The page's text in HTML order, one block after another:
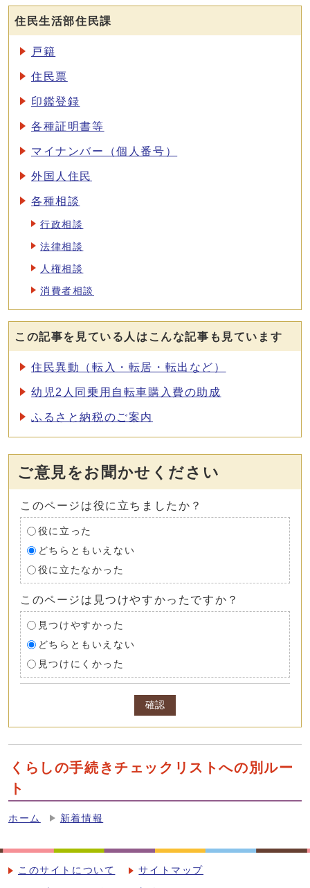
住民生活部住民課
戸籍
住民票
印鑑登録
各種証明書等
マイナンバー（個人番号）
外国人住民
各種相談
行政相談
法律相談
人権相談
消費者相談
この記事を見ている人はこんな記事も見ています
住民異動（転入・転居・転出など）
幼児2人同乗用自転車購入費の助成
ふるさと納税のご案内
ご意見をお聞かせください
このページは役に立ちましたか？
役に立った
どちらともいえない
役に立たなかった
このページは見つけやすかったですか？
見つけやすかった
どちらともいえない
見つけにくかった
確認
くらしの手続きチェックリストへの別ルー
ト
ホーム 新着情報
このサイトについて サイトマップ